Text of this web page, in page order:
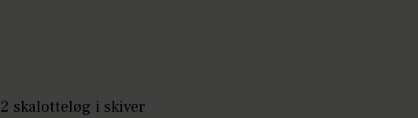
2 skalotteløg i skiver